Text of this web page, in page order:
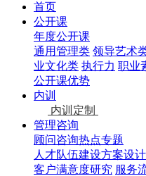
首页
公开课
年度公开课
通用管理类 领导艺术
业文化类 执行力 职业
公开课优势
内训
内训定制
管理咨询
顾问咨询热点专题
人才队伍建设方案设计
客户满意度研究 服务